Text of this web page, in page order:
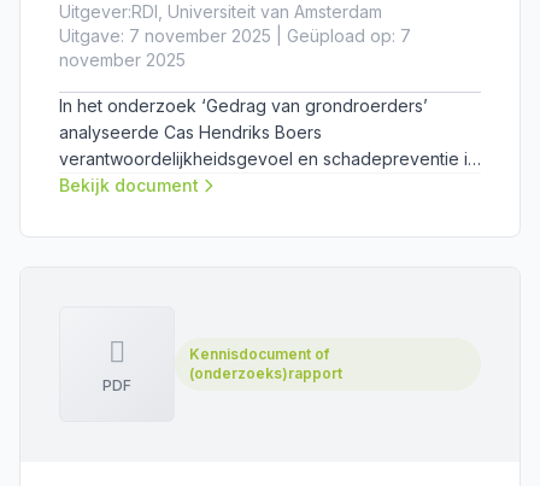
Uitgever:RDI, Universiteit van Amsterdam
Uitgave: 7 november 2025 | Geüpload op: 7
november 2025
In het onderzoek ‘Gedrag van grondroerders’
analyseerde Cas Hendriks Boers
verantwoordelijkheidsgevoel en schadepreventie in
de graafketen. Hij concludeert dat graafschade
die invloed hebben op het menselijk gedrag.
Bekijk document
PDF
Kennisdocument of
(onderzoeks)rapport